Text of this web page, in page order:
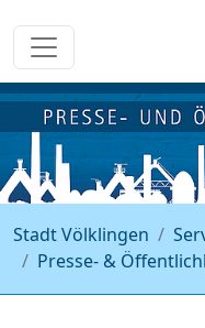
Stadt Völklingen
Presse- &